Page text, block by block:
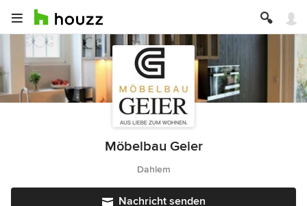
Möbelbau Geier
Dahlem
Nachricht senden